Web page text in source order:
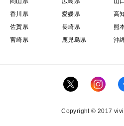
香川県
愛媛県 高
佐賀県
長崎県 熊
宮崎県
鹿児島県 沖
Copyright © 2017